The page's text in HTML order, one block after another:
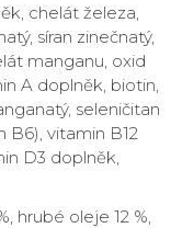
chelát železa,
síran zinečnatý,
manganu, oxid
A doplněk, biotin,
seleničitan
B6), vitamin B12
D3 doplněk,
hrubé oleje 12 %,